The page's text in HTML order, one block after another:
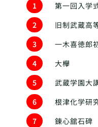
1
第一回入学
2
旧制武蔵高
3
一木喜徳郎
4
大欅
5
武蔵学園大
6
根津化学研
7
錬心舘石碑